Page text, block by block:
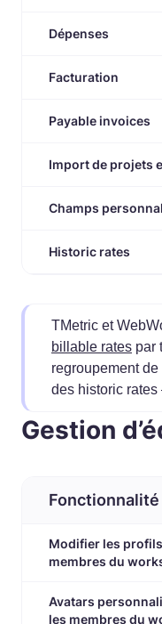
Dépenses
Facturation
Payable invoices
Import de projets
Champs
Historic rates
TMetric et
billable rates par
regroupement
des historic
Gestion
Fonctionnalité
Modifier les
membres du
Avatars
les membres du